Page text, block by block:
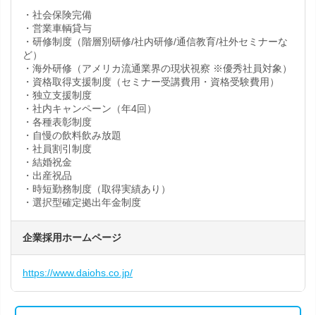
・社会保険完備
・営業車輌貸与
・研修制度（階層別研修/社内研修/通信教育/社外セミナーな
ど）
・海外研修（アメリカ流通業界の現状視察 ※優秀社員対象）
・資格取得支援制度（セミナー受講費用・資格受験費用）
・独立支援制度
・社内キャンペーン（年4回）
・各種表彰制度
・自慢の飲料飲み放題
・社員割引制度
・結婚祝金
・出産祝品
・時短勤務制度（取得実績あり）
・選択型確定拠出年金制度
企業採用ホームページ
https://www.daiohs.co.jp/